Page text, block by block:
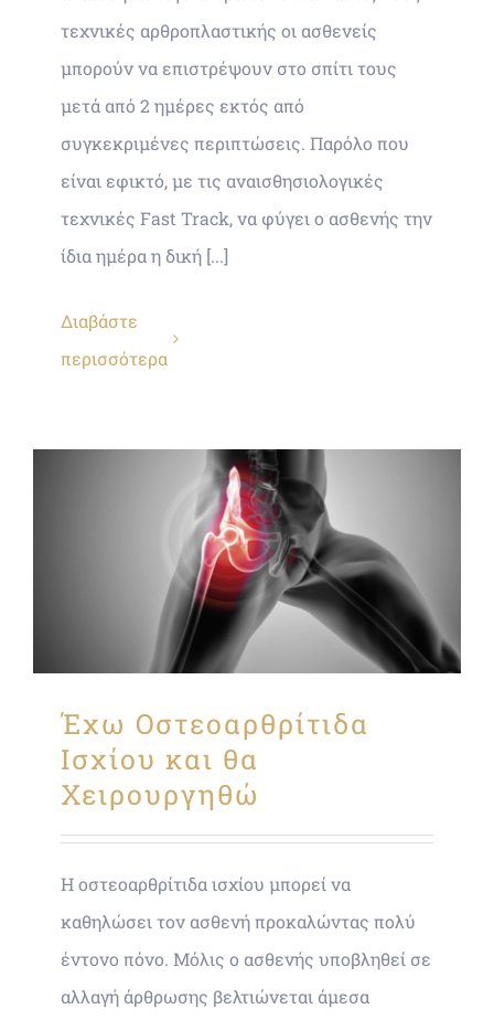
τεχνικές αρθροπλαστικής οι ασθενείς
μπορούν να επιστρέψουν στο σπίτι τους
μετά από 2 ημέρες εκτός από
συγκεκριμένες περιπτώσεις. Παρόλο που
είναι εφικτό, με τις αναισθησιολογικές
τεχνικές Fast Track, να φύγει ο ασθενής την
ίδια ημέρα η δική [...]
Διαβάστε
περισσότερα
Έχω Οστεοαρθρίτιδα
Ισχίου και θα
Χειρουργηθώ
Η οστεοαρθρίτιδα ισχίου μπορεί να
καθηλώσει τον ασθενή προκαλώντας πολύ
έντονο πόνο. Μόλις ο ασθενής υποβληθεί σε
αλλαγή άρθρωσης βελτιώνεται άμεσα